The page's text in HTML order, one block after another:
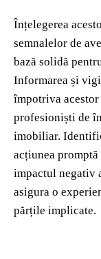
Înțelegerea
semnalelor de
bază solidă
Informarea și
împotriva
profesioniști de
imobiliar.
acțiunea
impactul negativ
asigura o
părțile implicate.